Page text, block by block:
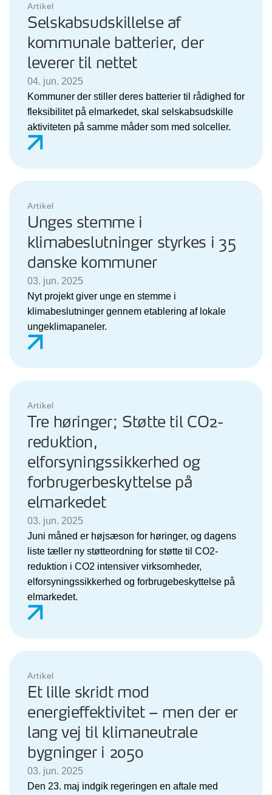
Artikel
Selskabsudskillelse af
kommunale batterier, der
leverer til nettet
04. jun. 2025
Kommuner der stiller deres batterier til rådighed for
fleksibilitet på elmarkedet, skal selskabsudskille
aktiviteten på samme måder som med solceller.
Artikel
Unges stemme i
klimabeslutninger styrkes i 35
danske kommuner
03. jun. 2025
Nyt projekt giver unge en stemme i
klimabeslutninger gennem etablering af lokale
ungeklimapaneler.
Artikel
Tre høringer; Støtte til CO2-
reduktion,
elforsyningssikkerhed og
forbrugerbeskyttelse på
elmarkedet
03. jun. 2025
Juni måned er højsæson for høringer, og dagens
liste tæller ny støtteordning for støtte til CO2-
reduktion i CO2 intensiver virksomheder,
elforsyningssikkerhed og forbrugebeskyttelse på
elmarkedet.
Artikel
Et lille skridt mod
energieffektivitet – men der er
lang vej til klimaneutrale
bygninger i 2050
03. jun. 2025
Den 23. maj indgik regeringen en aftale med